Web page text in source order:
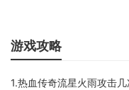
游戏攻略
1.热血传奇流星火雨攻击几